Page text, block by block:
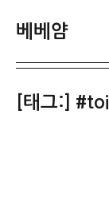
베베얌
[태그:]